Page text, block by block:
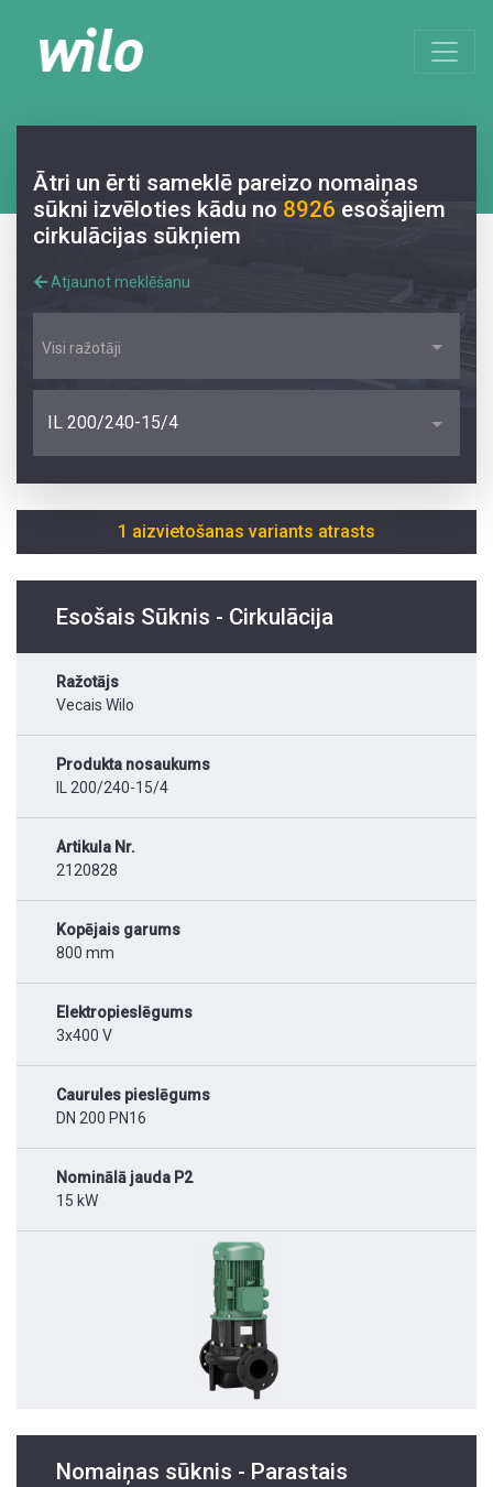
Ātri un ērti sameklē pareizo nomaiņas
sūkni izvēloties kādu no 8926 esošajiem
cirkulācijas sūkņiem
Atjaunot meklēšanu
Visi ražotāji
IL 200/240-15/4
1 aizvietošanas variants atrasts
Esošais Sūknis - Cirkulācija
Ražotājs
Vecais Wilo
Produkta nosaukums
IL 200/240-15/4
Artikula Nr.
2120828
Kopējais garums
800 mm
Elektropieslēgums
3x400 V
Caurules pieslēgums
DN 200 PN16
Nominālā jauda P2
15 kW
Nomaiņas sūknis - Parastais